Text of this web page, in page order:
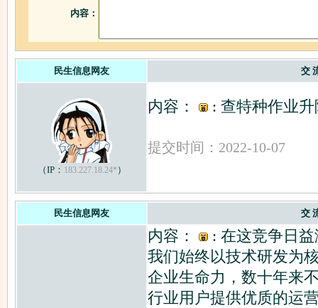
内容：
民生信息网友 交
（IP： 183.227.18.24* ）
内容： : 查特种作业
提交时间：2022-10-07
民生信息网友 交
内容：
: 在这竞争日
我们始终以技术研发为
企业生命力，数十年来
行业用户提供优质的运